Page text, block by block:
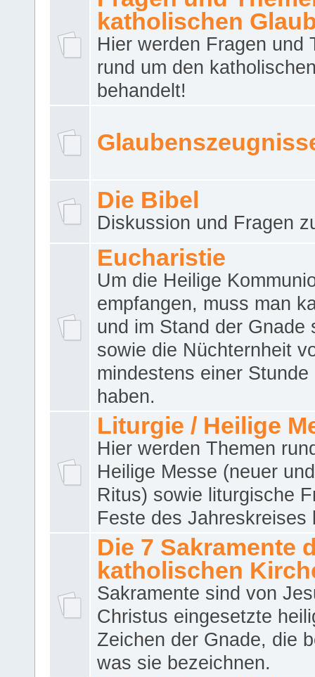
katholischen
Hier werden Fragen und
rund um den
behandelt!
Die Bibel
Diskussion und Fragen
Eucharistie
Um die Heilige
empfangen, muss man
und im Stand der Gnade
sowie die Nüchternheit
mindestens einer Stunde
haben.
Liturgie / Heilige
Hier werden Themen
Heilige Messe (neuer
Ritus) sowie liturgische
Feste des Jahreskreises
Die 7 Sakramente
katholischen
Sakramente sind von
Christus eingesetzte
Zeichen der Gnade, die
was sie bezeichnen.